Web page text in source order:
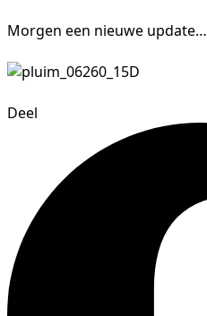
Morgen een nieuwe update…
Deel